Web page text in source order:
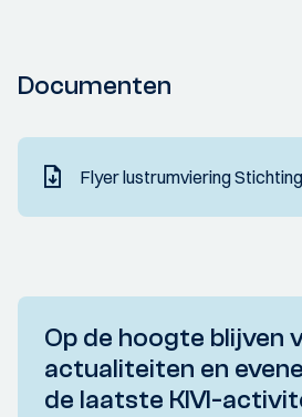
Documenten
Flyer lustrumviering
Op de hoogte blijven
actualiteiten en
de laatste KIVI-